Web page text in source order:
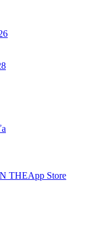
THEApp Store